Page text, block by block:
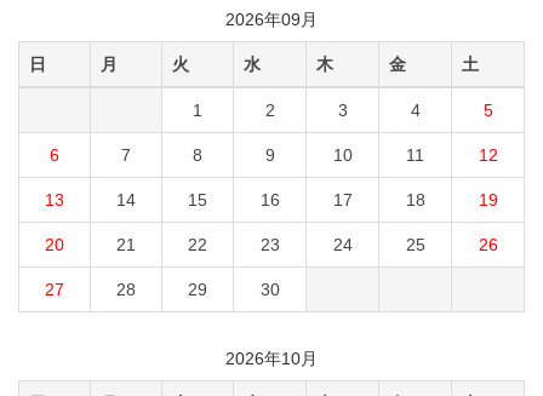
2026年09月
日 月 火 水 木 金 土
1 2 3 4 5
6 7 8 9 10 11 12
13 14 15 16 17 18 19
20 21 22 23 24 25 26
27 28 29 30
2026年10月